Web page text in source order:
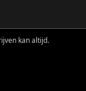
kan altijd.